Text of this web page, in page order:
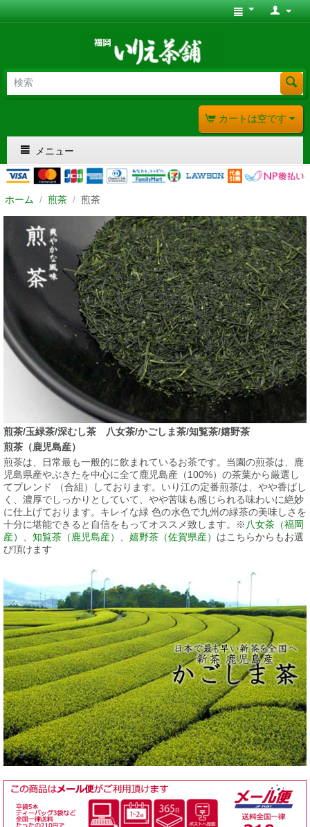
カートは空です
メニュー
ホーム / 煎茶 / 煎茶
煎茶/玉緑茶/深むし茶 八女茶/かごしま茶/知覧茶/嬉野茶
煎茶（鹿児島産）
煎茶は、日常最も一般的に飲まれているお茶です。当園の煎茶は、鹿
児島県産やぶきたを中心に全て鹿児島産（100%）の茶葉から厳選し
てブレンド （合組）しております。いり江の定番煎茶は、やや香ばし
く、濃厚でしっかりとしていて、やや苦味も感じられる味わいに絶妙
に仕上げております。キレイな緑 色の水色で九州の緑茶の美味しさを
十分に堪能できると自信をもってオススメ致します。※ 八女茶（福岡
産）
知覧茶（鹿児島産） 嬉野茶（佐賀県産） はこちらからもお選
び頂けます